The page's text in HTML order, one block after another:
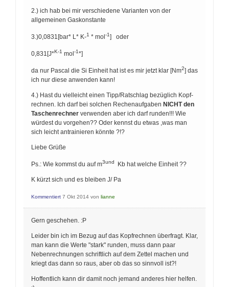
2.) ich hab bei mir verschiedene Varianten von der
allgemeinen Gaskonstante
3.)0,0831[bar* L* K-1 * mol -1] oder
0,831[J*K-1 mol -1*]
da nur Pascal die Si Einheit hat ist es mir jetzt klar [Nm2] das
ich nur diese anwenden kann!
4.) Hast du vielleicht einen Tipp/Ratschlag bezüglich Kopf-
rechnen. Ich darf bei solchen Rechenaufgaben NICHT den
Taschenrechner verwenden aber ich darf runden!!! Wie
würdest du vorgehen?? Oder kennst du etwas ,was man
sich leicht antrainieren könnte ?!?
Liebe Grüße
Ps.: Wie kommst du auf m3und Kb hat welche Einheit ??
K kürzt sich und es bleiben J/ Pa
Kommentiert 7 Okt 2014 von lianne
Gern geschehen. :P
Leider bin ich im Bezug auf das Kopfrechnen überfragt. Klar,
man kann die Werte "stark" runden, muss dann paar
Nebenrechnungen schriftlich auf dem Zettel machen und
kriegt das dann so raus, aber ob das so sinnvoll ist?!
Hoffentlich kann dir damit noch jemand anderes hier helfen.